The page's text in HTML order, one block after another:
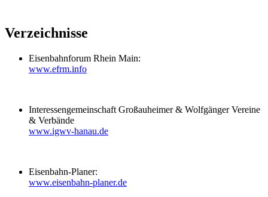
Verzeichnisse
Eisenbahnforum Rhein Main:
www.efrm.info
Interessengemeinschaft Großauheimer & Wolfgänger Vereine
& Verbände
www.igwv-hanau.de
Eisenbahn-Planer:
www.eisenbahn-planer.de